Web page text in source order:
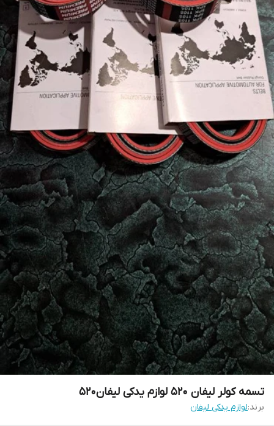
تسمه کولر لیفان ۵۲۰ لوازم یدکی لیفان۵۲۰
برند:لوازم یدکی لیفان